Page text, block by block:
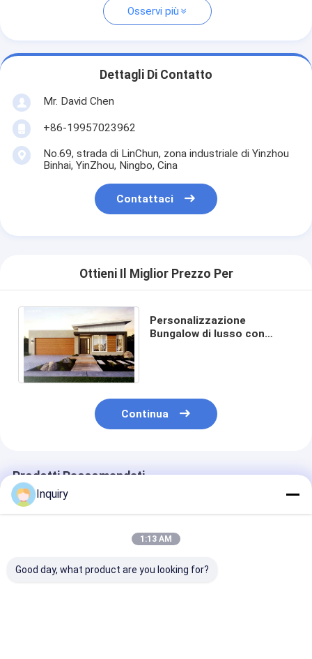
Osservi più
Dettagli Di Contatto
Mr. David Chen
+86-19957023962
No.69, strada di LinChun, zona industriale di Yinzhou
Binhai, YinZhou, Ningbo, Cina
Contattaci
Ottieni Il Miglior Prezzo Per
Personalizzazione
Bungalow di lusso con
Continua
Prodotti Raccomandati
Inquiry
1:13 AM
Good day, what product are you looking for?